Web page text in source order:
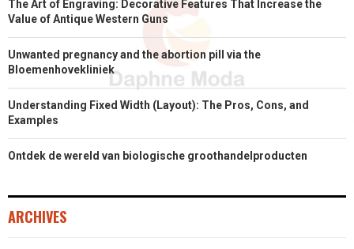
The Art of Engraving: Decorative Features That Increase the
Value of Antique Western Guns
Unwanted pregnancy and the abortion pill via the
Bloemenhovekliniek
Understanding Fixed Width (Layout): The Pros, Cons, and
Examples
Ontdek de wereld van biologische groothandelproducten
ARCHIVES